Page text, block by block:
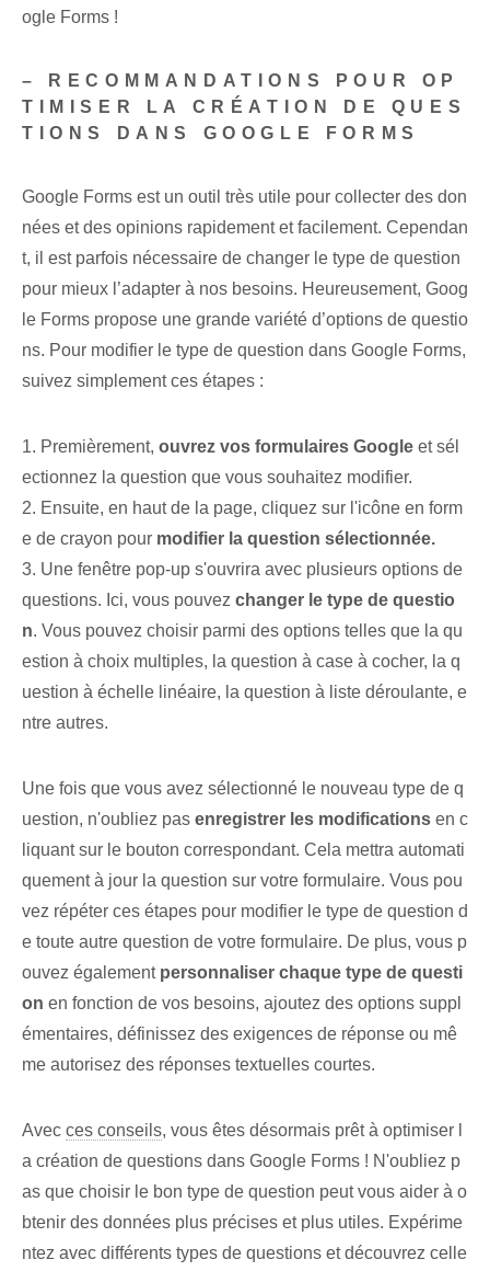
ogle Forms !
– RECOMMANDATIONS POUR OP
TIMISER LA CRÉATION DE QUES
TIONS DANS GOOGLE FORMS
Google Forms est un outil très utile pour collecter des don
nées et des opinions rapidement et facilement. Cependan
t, il est parfois nécessaire de changer le type⁤ de question
pour mieux l’adapter à nos besoins. Heureusement, Goog
le Forms propose une grande variété d’options de questio
ns. Pour modifier le type de question dans Google Forms,
suivez simplement ces étapes :
1. ⁢Premièrement, ouvrez vos formulaires Google et sél
ectionnez la question que vous souhaitez modifier.
2. Ensuite, en haut de la page, cliquez sur l'icône en form
e de crayon pour modifier la question sélectionnée.
3.​ Une fenêtre pop-up s'ouvrira avec plusieurs options de
questions. Ici, vous pouvez⁤ changer le⁢ type de questio
n. Vous pouvez choisir parmi des options telles que la qu
estion à choix multiples, la question à case à cocher, la q
uestion à échelle linéaire, la question à liste déroulante, e
ntre autres.
Une fois que vous avez sélectionné le nouveau type de q
uestion, n'oubliez pas enregistrer les modifications en c
liquant sur le bouton correspondant. Cela mettra automati
quement à jour la question sur votre formulaire. Vous pou
vez répéter ces étapes pour modifier le type de question d
e toute autre question de votre formulaire. De plus, vous p
ouvez également personnaliser chaque type de questi
on en fonction de vos besoins, ajoutez des options suppl
émentaires, définissez des exigences de réponse ou mê
me autorisez des réponses textuelles courtes.
Avec ces conseils, vous êtes désormais prêt à optimiser l
a création de questions dans Google Forms ! N'oubliez p
as que choisir le bon type de question peut vous aider à o
btenir des données plus précises et plus utiles. Expérime
ntez avec différents types de questions et découvrez celle